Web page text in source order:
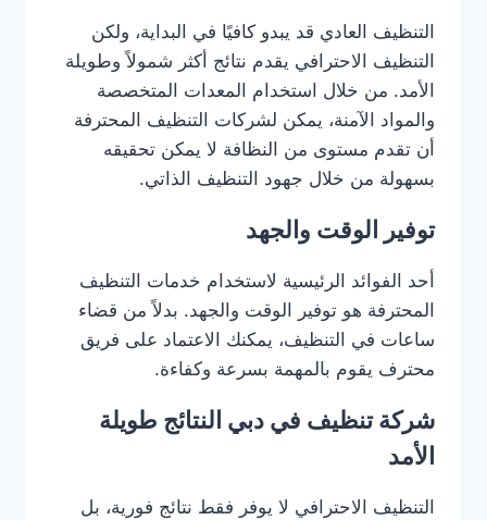
التنظيف العادي قد يبدو كافيًا في البداية، ولكن
التنظيف الاحترافي يقدم نتائج أكثر شمولاً وطويلة
الأمد. من خلال استخدام المعدات المتخصصة
والمواد الآمنة، يمكن لشركات التنظيف المحترفة
أن تقدم مستوى من النظافة لا يمكن تحقيقه
بسهولة من خلال جهود التنظيف الذاتي.
توفير الوقت والجهد
أحد الفوائد الرئيسية لاستخدام خدمات التنظيف
المحترفة هو توفير الوقت والجهد. بدلاً من قضاء
ساعات في التنظيف، يمكنك الاعتماد على فريق
محترف يقوم بالمهمة بسرعة وكفاءة.
شركة تنظيف في دبي النتائج طويلة
الأمد
التنظيف الاحترافي لا يوفر فقط نتائج فورية، بل